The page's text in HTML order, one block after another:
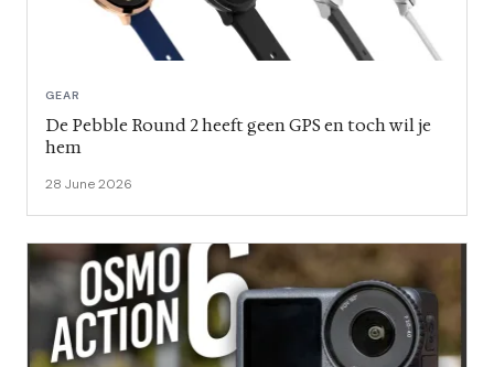
GEAR
De Pebble Round 2 heeft geen GPS en toch wil je
hem
28 June 2026